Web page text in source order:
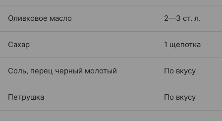
Оливковое масло 2—3 ст. л.
Сахар 1 щепотка
Соль, перец черный молотый По вкусу
Петрушка По вкусу